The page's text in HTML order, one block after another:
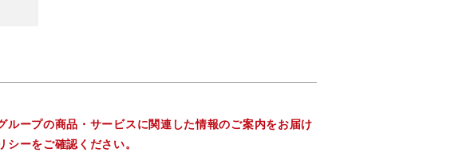
ープの商品・サービスに関連した情報のご案内をお届け
ーをご確認ください。